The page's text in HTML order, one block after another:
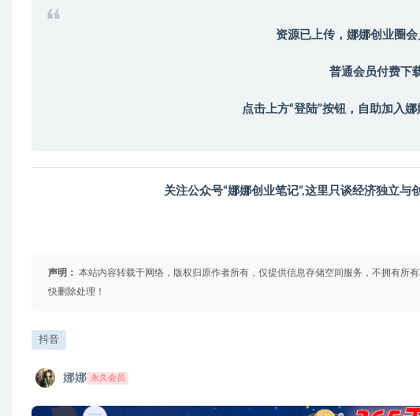
资源已上传，娜娜创业圈会
普通会员付费下
点击上方“登陆”按钮，自助加入娜
关注公众号“娜娜创业笔记”,这里只谈经济独立与
声明： 本站内容转载于网络，版权归原作者所有，仅提供信息存储空间服务，不拥有所
快删除处理！
抖音
娜娜 永久会员